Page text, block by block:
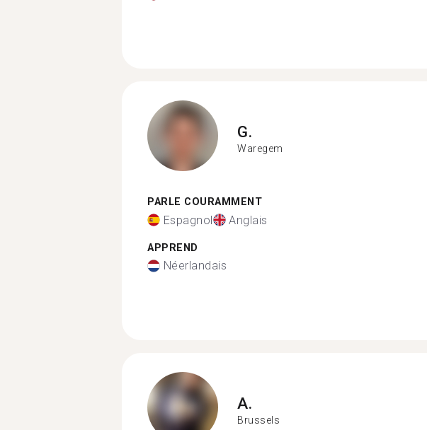
G.
Waregem
PARLE COURAMMENT
Espagnol Anglais
APPREND
Néerlandais
A.
Brussels